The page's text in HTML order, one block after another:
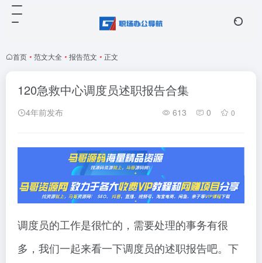
首页 • 范文大全 • 报告范文 • 正文
120急救中心调度员述职报告合集
4年前发布 613 0 0
调度员的工作是很忙的，需要处理的事务有很
多，我们一起来看一下调度员的述职报告吧。下